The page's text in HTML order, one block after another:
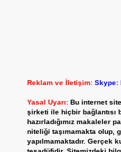
Reklam ve İletişim: Skype:
Yasal Uyarı: Bu internet
şirketi ile hiçbir bağlantısı
hazırladığımız makaleler
niteliği taşımamakta olup,
yapılmamaktadır. Gerçek